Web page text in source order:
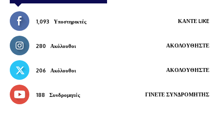
1,093 Υποστηρικτές ΚΆΝΤΕ LIKE
280 Ακόλουθοι ΑΚΟΛΟΥΘΉΣΤΕ
206 Ακόλουθοι ΑΚΟΛΟΥΘΉΣΤΕ
188 Συνδρομητές ΓΊΝΕΤΕ ΣΥΝΔΡΟΜΗΤΉΣ